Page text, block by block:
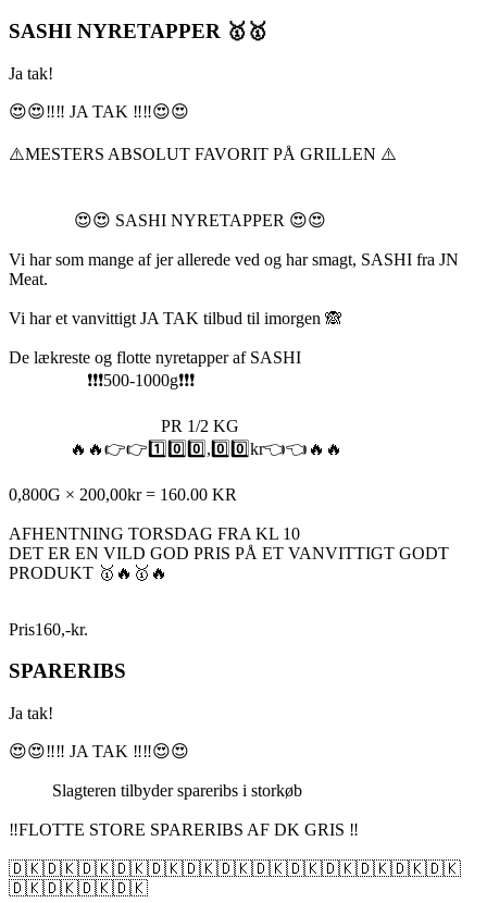
SASHI NYRETAPPER 🥇🥇
Ja tak!
😍😍‼️‼️ JA TAK ‼️‼️😍😍
⚠️MESTERS ABSOLUT FAVORIT PÅ GRILLEN ⚠️
😍😍 SASHI NYRETAPPER 😍😍
Vi har som mange af jer allerede ved og har smagt, SASHI fra JN
Meat.
Vi har et vanvittigt JA TAK tilbud til imorgen 🙈
De lækreste og flotte nyretapper af SASHI
❗️❗️❗️500-1000g❗️❗️❗️
PR 1/2 KG
🔥🔥👉👉1️⃣0️⃣0️⃣,0️⃣0️⃣kr👈👈🔥🔥
0,800G × 200,00kr = 160.00 KR
AFHENTNING TORSDAG FRA KL 10
DET ER EN VILD GOD PRIS PÅ ET VANVITTIGT GODT
PRODUKT 🥇🔥🥇🔥
Pris160,-kr.
SPARERIBS
Ja tak!
😍😍‼️‼️ JA TAK ‼️‼️😍😍
Slagteren tilbyder spareribs i storkøb
‼️FLOTTE STORE SPARERIBS AF DK GRIS ‼️
🇩🇰🇩🇰🇩🇰🇩🇰🇩🇰🇩🇰🇩🇰🇩🇰🇩🇰🇩🇰🇩🇰🇩🇰🇩🇰
🇩🇰🇩🇰🇩🇰🇩🇰